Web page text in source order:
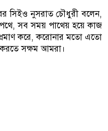
সিইও নুসরাত চৌধুরী বলেন,
পথে, সব সময় পাথেয় হয়ে কাজ
করে, করোনার মতো এতো
সক্ষম আমরা।